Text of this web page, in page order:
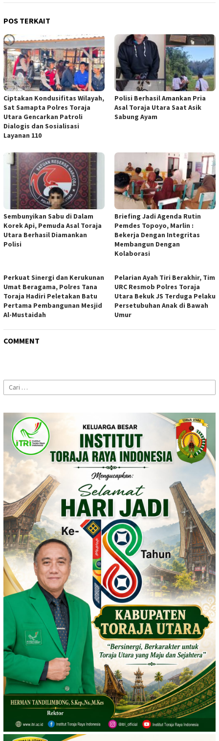
POS TERKAIT
Ciptakan Kondusifitas Wilayah,
Sat Samapta Polres Toraja
Utara Gencarkan Patroli
Dialogis dan Sosialisasi
Layanan 110
Polisi Berhasil Amankan Pria
Asal Toraja Utara Saat Asik
Sabung Ayam
Sembunyikan Sabu di Dalam
Korek Api, Pemuda Asal Toraja
Utara Berhasil Diamankan
Polisi
Briefing Jadi Agenda Rutin
Pemdes Topoyo, Marlin :
Bekerja Dengan Integritas
Membangun Dengan
Kolaborasi
Perkuat Sinergi dan Kerukunan
Umat Beragama, Polres Tana
Toraja Hadiri Peletakan Batu
Pertama Pembangunan Mesjid
Al-Mustaidah
Pelarian Ayah Tiri Berakhir, Tim
URC Resmob Polres Toraja
Utara Bekuk JS Terduga Pelaku
Persetubuhan Anak di Bawah
Umur
COMMENT
Cari
untuk: